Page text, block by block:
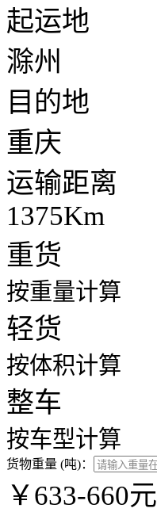
起运地
滁州
目的地
重庆
运输距离
1375Km
重货
按重量计算
轻货
按体积计算
整车
按车型计算
货物重量 (吨)：
￥633-660元